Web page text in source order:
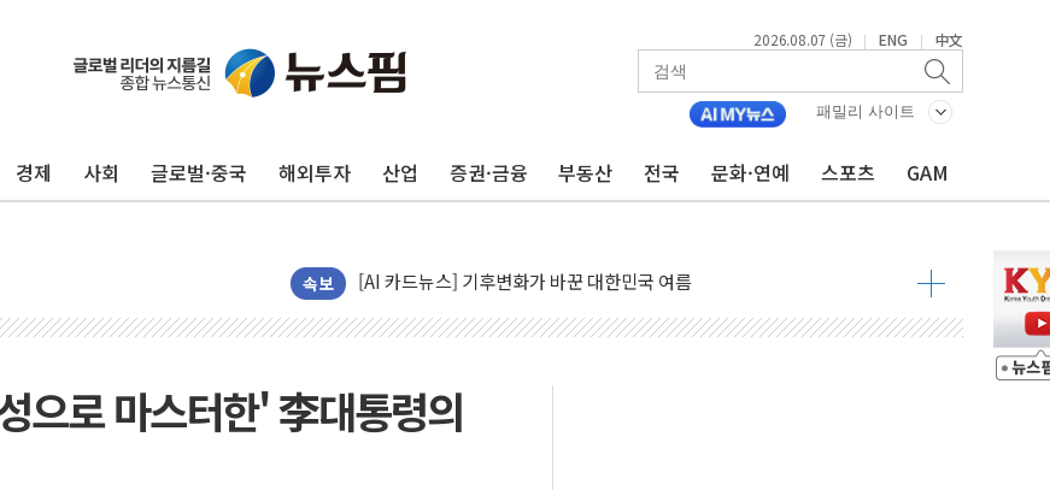
2026.08.07 (금) | ENG | 中文
패밀리 사이트
경제 사회 글로벌·중국 해외투자 산업 증권·금융 부동산 전국 문화·연예 스포츠 GAM
속보
인도, 바이오가스 생산에 3.5조원 투입키로...'에너지 자립' 일환
신인류콘텐츠, 핀란드 AI 기업 Audission Oy와 운영 파트너십 체결
"일부 존치" vs "전면 개발"…서리풀2구역 갈등, 협의 테이블에
국민의힘 윤리위, '부산 돌려차기 발언' 논란 서범수·진종오 징계절차 개시
수박으로 여름 나는 하마
캠코, 5918억원 규모 압류재산 1506건 공매
[시승기] 공간·승차감 잡은 볼보 EX90…'올 터치'는 호불호
으로 마스터한' 李대통령의